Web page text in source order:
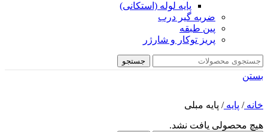
پایه لوله (استکانی)
ضربه گیر درب
پین طبقه
پریز توکار و شارژر
جستجو
بستن
خانه/ پایه/ پایه مبلی
هیچ محصولی یافت نشد.